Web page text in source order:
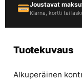
Joustavat
Klarna, kortti tai
Tuotekuvaus
Alkuperäinen